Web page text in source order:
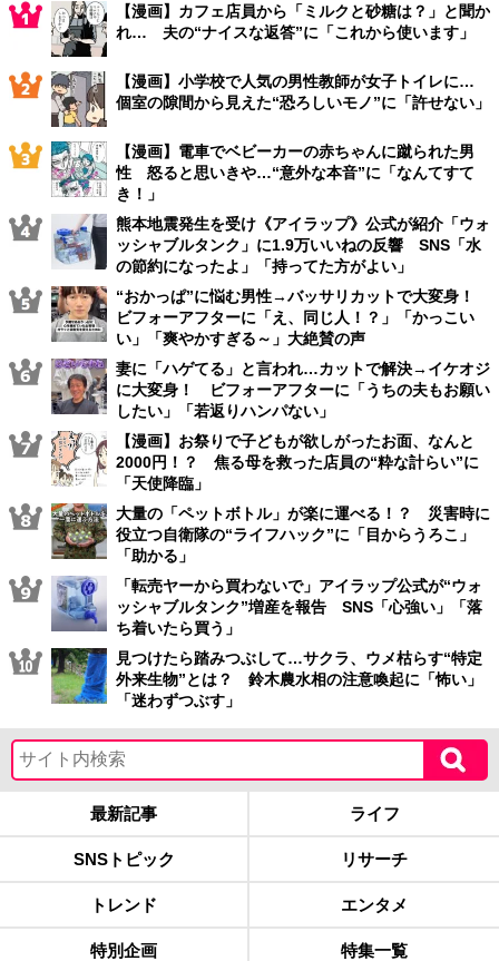
【漫画】カフェ店員から「ミルクと砂糖は？」と聞か
れ… 夫の“ナイスな返答”に「これから使います」
【漫画】小学校で人気の男性教師が女子トイレに…
個室の隙間から見えた“恐ろしいモノ”に「許せない」
【漫画】電車でベビーカーの赤ちゃんに蹴られた男
性 怒ると思いきや…“意外な本音”に「なんてすて
き！」
熊本地震発生を受け《アイラップ》公式が紹介「ウォ
ッシャブルタンク」に1.9万いいねの反響 SNS「水
の節約になったよ」「持ってた方がよい」
“おかっぱ”に悩む男性→バッサリカットで大変身！
ビフォーアフターに「え、同じ人！？」「かっこい
い」「爽やかすぎる～」大絶賛の声
妻に「ハゲてる」と言われ…カットで解決→イケオジ
に大変身！ ビフォーアフターに「うちの夫もお願い
したい」「若返りハンパない」
【漫画】お祭りで子どもが欲しがったお面、なんと
2000円！？ 焦る母を救った店員の“粋な計らい”に
「天使降臨」
大量の「ペットボトル」が楽に運べる！？ 災害時に
役立つ自衛隊の“ライフハック”に「目からうろこ」
「助かる」
「転売ヤーから買わないで」アイラップ公式が“ウォ
ッシャブルタンク”増産を報告 SNS「心強い」「落
ち着いたら買う」
見つけたら踏みつぶして…サクラ、ウメ枯らす“特定
外来生物”とは？ 鈴木農水相の注意喚起に「怖い」
「迷わずつぶす」
最新記事 ライフ
SNSトピック リサーチ
トレンド エンタメ
特別企画 特集一覧